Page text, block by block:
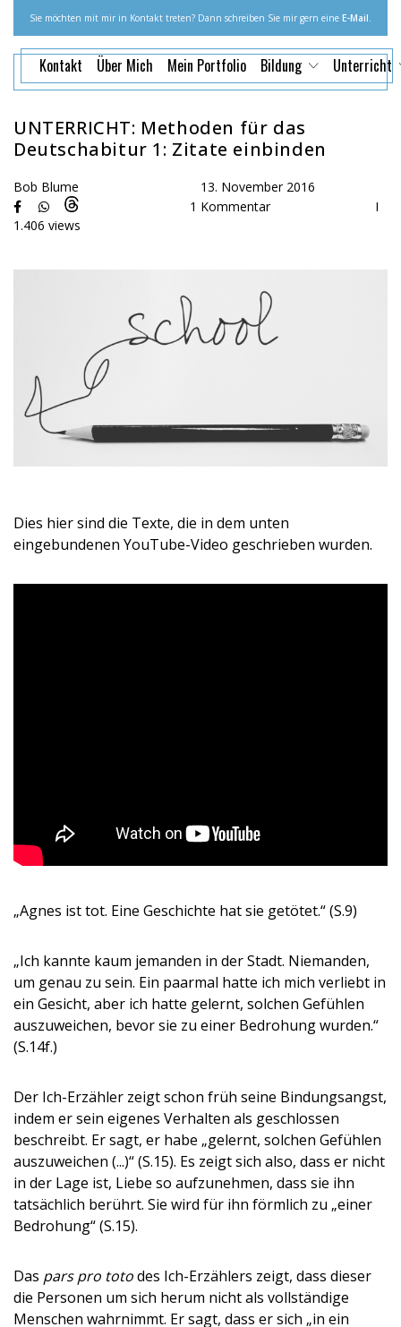
Sie möchten mit mir in Kontakt treten? Dann schreiben Sie mir gern eine E-Mail.
Kontakt Über Mich Mein Portfolio Bildung Unterricht
UNTERRICHT: Methoden für das
Deutschabitur 1: Zitate einbinden
Bob Blume
13. November 2016
1 Kommentar
I
1.406 views
Dies hier sind die Texte, die in dem unten
eingebundenen YouTube-Video geschrieben wurden.
„Agnes ist tot. Eine Geschichte hat sie getötet.“ (S.9)
„Ich kannte kaum jemanden in der Stadt. Niemanden,
um genau zu sein. Ein paarmal hatte ich mich verliebt in
ein Gesicht, aber ich hatte gelernt, solchen Gefühlen
auszuweichen, bevor sie zu einer Bedrohung wurden.“
(S.14f.)
Der Ich-Erzähler zeigt schon früh seine Bindungsangst,
indem er sein eigenes Verhalten als geschlossen
beschreibt. Er sagt, er habe „gelernt, solchen Gefühlen
auszuweichen (...)“ (S.15). Es zeigt sich also, dass er nicht
in der Lage ist, Liebe so aufzunehmen, dass sie ihn
tatsächlich berührt. Sie wird für ihn förmlich zu „einer
Bedrohung“ (S.15).
Das pars pro totodes Ich-Erzählers zeigt, dass dieser
die Personen um sich herum nicht als vollständige
Menschen wahrnimmt. Er sagt, dass er sich „in ein